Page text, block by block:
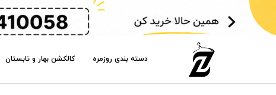
دسته بندی روزمره کالکشن بهار و تابستان